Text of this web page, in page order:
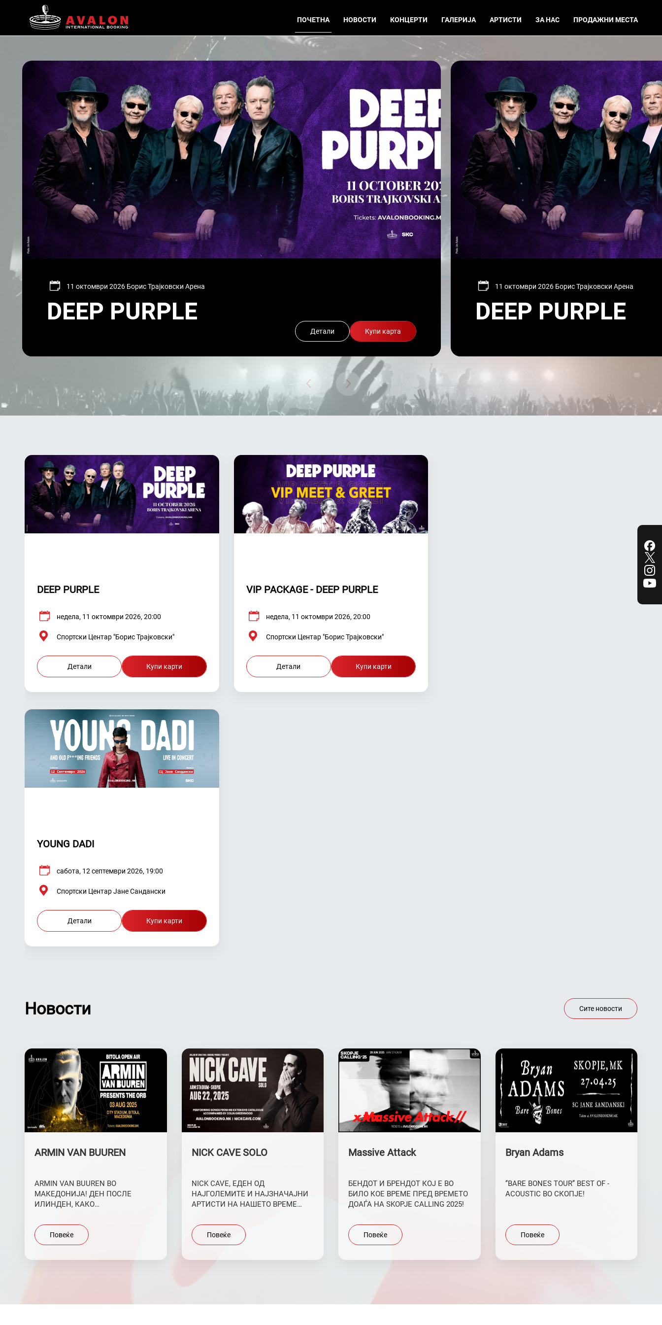
ПОЧЕТНА НОВОСТИ КОНЦЕРТИ ГАЛЕРИЈА АРТИСТИ ЗА НАС ПРОДАЖНИ МЕСТА
11 октомври 2026 Борис Трајковски Арена
DEEP PURPLE
Детали Купи карта
11 октомври 2026 Борис Трајковски Арена
DEEP PURPLE
DEEP PURPLE
недела, 11 октомври 2026, 20:00
Спортски Центар "Борис Трајковски"
Детали Купи карти
VIP PACKAGE - DEEP PURPLE
недела, 11 октомври 2026, 20:00
Спортски Центар "Борис Трајковски"
Детали Купи карти
YOUNG DADI
сабота, 12 септември 2026, 19:00
Спортски Центар Јане Сандански
Детали Купи карти
Hовости Сите новости
ARMIN VAN BUUREN
ARMIN VAN BUUREN ВО
МАКЕДОНИЈА! ДЕН ПОСЛЕ
ИЛИНДЕН, КАКО
НАСТАН ОВА ЛЕТО ВО НАШАТА
ЗЕМЈА!Повеќе
NICK CAVE SOLO
NICK CAVE, EДЕН ОД
НАЈГОЛЕМИТЕ И НАЈЗНАЧАЈНИ
АРТИСТИ НА НАШЕТО ВРЕМЕ
CALLING 2025!
Повеќе
Massive Attack
БЕНДОТ И БРЕНДОТ КОЈ Е ВО
БИЛО КОЕ ВРЕМЕ ПРЕД ВРЕМЕТО
ДОАЃА НА SKOPJE CALLING 2025!
Повеќе
Bryan Adams
‘’BARE BONES TOUR’’ BEST OF -
ACOUSTIC ВО СКОПЈЕ!
Повеќе